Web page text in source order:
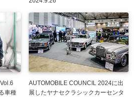
Vol.6
車種
AUTOMOBILE COUNCIL 2024に出
展したヤナセクラシックカーセンタ